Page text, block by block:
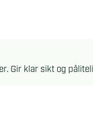
Gir klar sikt og